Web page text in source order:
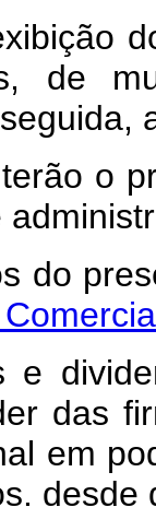
de
o
do
e
das
em